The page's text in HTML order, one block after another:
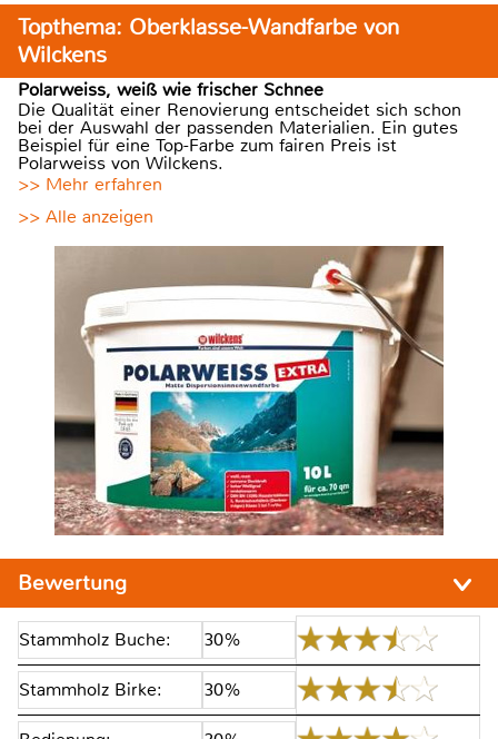
Topthema: Oberklasse-Wandfarbe von
Wilckens
Polarweiss, weiß wie frischer Schnee
Die Qualität einer Renovierung entscheidet sich schon
bei der Auswahl der passenden Materialien. Ein gutes
Beispiel für eine Top-Farbe zum fairen Preis ist
Polarweiss von Wilckens.
>> Mehr erfahren
>> Alle anzeigen
Bewertung
Stammholz Buche: 30%
Stammholz Birke: 30%